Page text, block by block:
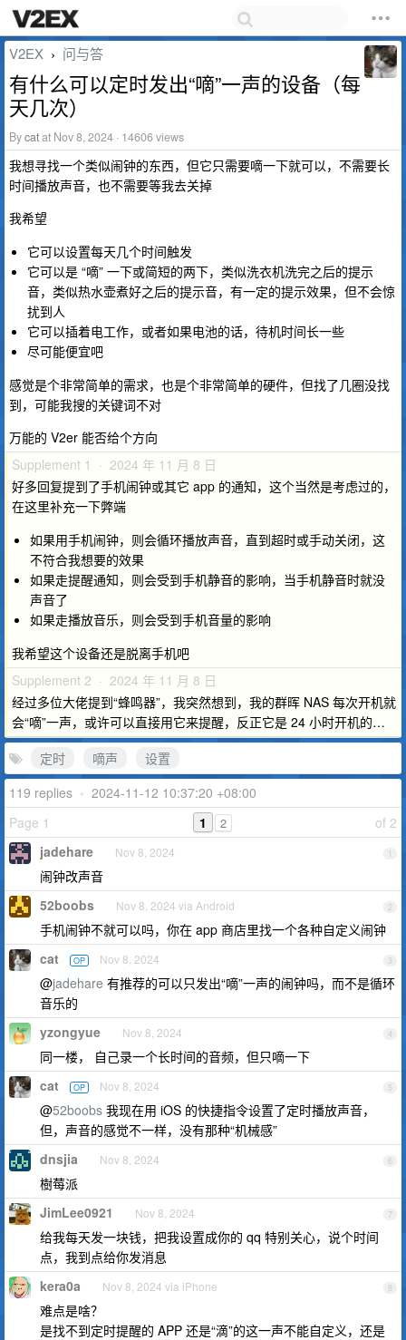
V2EX › 问与答
有什么可以定时发出“嘀”一声的设备（每
天几次）
Bycatat Nov 8, 2024 · 14606 views
我想寻找一个类似闹钟的东西，但它只需要嘀一下就可以，不需要长
时间播放声音，也不需要等我去关掉
我希望
它可以设置每天几个时间触发
它可以是 “嘀” 一下或简短的两下，类似洗衣机洗完之后的提示
音，类似热水壶煮好之后的提示音，有一定的提示效果，但不会惊
扰到人
它可以插着电工作，或者如果电池的话，待机时间长一些
尽可能便宜吧
感觉是个非常简单的需求，也是个非常简单的硬件，但找了几圈没找
到，可能我搜的关键词不对
万能的 V2er 能否给个方向
Supplement 1 · 2024 年 11 月 8 日
好多回复提到了手机闹钟或其它 app 的通知，这个当然是考虑过的，
在这里补充一下弊端
如果用手机闹钟，则会循环播放声音，直到超时或手动关闭，这
不符合我想要的效果
如果走提醒通知，则会受到手机静音的影响，当手机静音时就没
声音了
如果走播放音乐，则会受到手机音量的影响
我希望这个设备还是脱离手机吧
Supplement 2 · 2024 年 11 月 8 日
经过多位大佬提到“蜂鸣器”，我突然想到，我的群晖 NAS 每次开机就
会“嘀”一声，或许可以直接用它来提醒，反正它是 24 小时开机的…
定时
嘀声
设置
119 replies • 2024-11-12 10:37:20 +08:00
Page 1
of 2
1 2
1
jadehare Nov 8, 2024
闹钟改声音
2
52boobs Nov 8, 2024 via Android
手机闹钟不就可以吗，你在 app 商店里找一个各种自定义闹钟
3
cat OP Nov 8, 2024
@jadehare 有推荐的可以只发出“嘀”一声的闹钟吗，而不是循环
音乐的
4
yzongyue Nov 8, 2024
同一楼， 自己录一个长时间的音频，但只嘀一下
5
cat OP Nov 8, 2024
@52boobs 我现在用 iOS 的快捷指令设置了定时播放声音，
但，声音的感觉不一样，没有那种“机械感”
6
dnsjia Nov 8, 2024
樹莓派
7
JimLee0921 Nov 8, 2024
给我每天发一块钱，把我设置成你的 qq 特别关心，说个时间
点，我到点给你发消息
8
kera0a Nov 8, 2024 via iPhone
难点是啥？
是找不到定时提醒的 APP 还是“滴”的这一声不能自定义，还是